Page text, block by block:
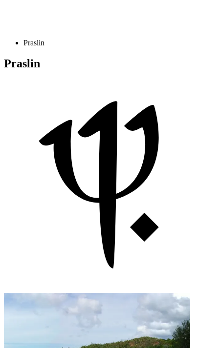
Praslin
Praslin